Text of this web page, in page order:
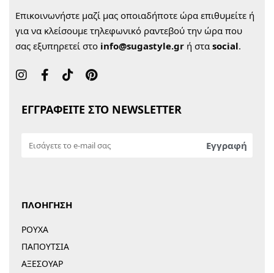
Επικοινωνήστε μαζί μας οποιαδήποτε ώρα επιθυμείτε ή
για να κλείσουμε τηλεφωνικό ραντεβού την ώρα που
σας εξυπηρετεί στο info@sugastyle.gr ή στα social.
ΕΓΓΡΑΦΕΙΤΕ ΣΤΟ NEWSLETTER
ΠΛΟΗΓΗΣΗ
ΡΟΥΧΑ
ΠΑΠΟΥΤΣΙΑ
ΑΞΕΣΟΥΑΡ